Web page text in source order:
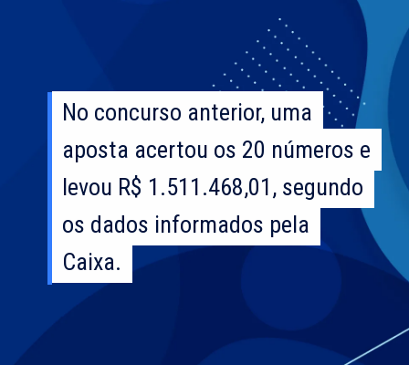
No concurso anterior, uma
aposta acertou os 20 números e
levou R$ 1.511.468,01, segundo
os dados informados pela
Caixa.
No concurso anterior, uma
aposta acertou os 20 números e
levou R$ 1.511.468,01, segundo
os dados informados pela
Caixa.